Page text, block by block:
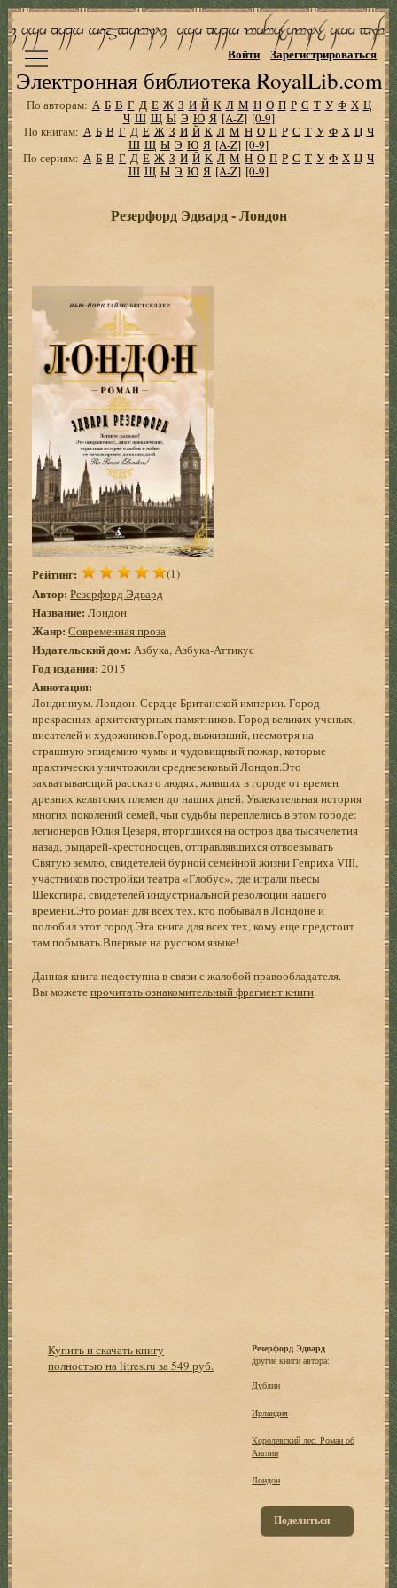
Электронная библиотека RoyalLib.com
Войти Зарегистрироваться
По авторам: А Б В Г Д Е Ж З И Й К Л М Н О П Р С Т У Ф Х Ц
Ч Ш Щ Ы Э Ю Я [A-Z] [0-9]
По книгам: А Б В Г Д Е Ж З И Й К Л М Н О П Р С Т У Ф Х Ц Ч
Ш Щ Ы Э Ю Я [A-Z] [0-9]
По сериям: А Б В Г Д Е Ж З И Й К Л М Н О П Р С Т У Ф Х Ц Ч
Ш Щ Ы Э Ю Я [A-Z] [0-9]
Резерфорд Эдвард - Лондон
Рейтинг: (1)
Автор: Резерфорд Эдвард
Название: Лондон
Жанр: Современная проза
Издательский дом: Азбука, Азбука-Аттикус
Год издания: 2015
Аннотация:
Лондиниум. Лондон. Сердце Британской империи. Город
прекрасных архитектурных памятников. Город великих ученых,
писателей и художников.Город, выживший, несмотря на
страшную эпидемию чумы и чудовищный пожар, которые
практически уничтожили средневековый Лондон.Это
захватывающий рассказ о людях, живших в городе от времен
древних кельтских племен до наших дней. Увлекательная история
многих поколений семей, чьи судьбы переплелись в этом городе:
легионеров Юлия Цезаря, вторгшихся на остров два тысячелетия
назад, рыцарей-крестоносцев, отправлявшихся отвоевывать
Святую землю, свидетелей бурной семейной жизни Генриха VIII,
участников постройки театра «Глобус», где играли пьесы
Шекспира, свидетелей индустриальной революции нашего
времени.Это роман для всех тех, кто побывал в Лондоне и
полюбил этот город.Эта книга для всех тех, кому еще предстоит
там побывать.Впервые на русском языке!
Данная книга недоступна в связи с жалобой правообладателя.
Вы можетепрочитать ознакомительный фрагмент книги.
Купить и скачать книгу
полностью на litres.ru за 549 руб.
Резерфорд Эдвард
другие книги автора:
Дублин
Ирландия
Королевский лес. Роман об
Англии
Лондон
Поделиться